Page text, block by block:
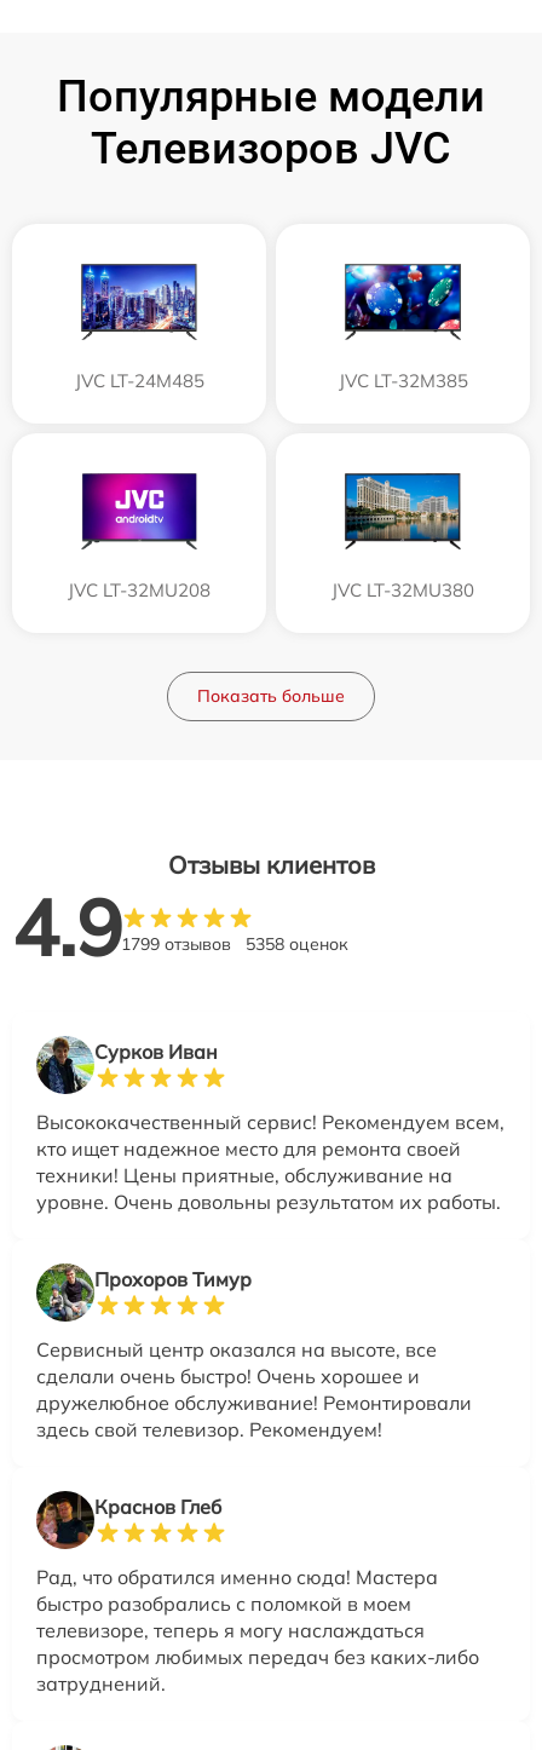
Популярные модели
Телевизоров JVC
JVC LT-24M485 JVC LT-32M385
JVC LT-32MU208 JVC LT-32MU380
Показать больше
Отзывы клиентов
4.91799 отзывов 5358 оценок
Сурков Иван
Высококачественный сервис! Рекомендуем всем,
кто ищет надежное место для ремонта своей
техники! Цены приятные, обслуживание на
уровне. Очень довольны результатом их работы.
Прохоров Тимур
Сервисный центр оказался на высоте, все
сделали очень быстро! Очень хорошее и
дружелюбное обслуживание! Ремонтировали
здесь свой телевизор. Рекомендуем!
Краснов Глеб
Рад, что обратился именно сюда! Мастера
быстро разобрались с поломкой в моем
телевизоре, теперь я могу наслаждаться
просмотром любимых передач без каких-либо
затруднений.